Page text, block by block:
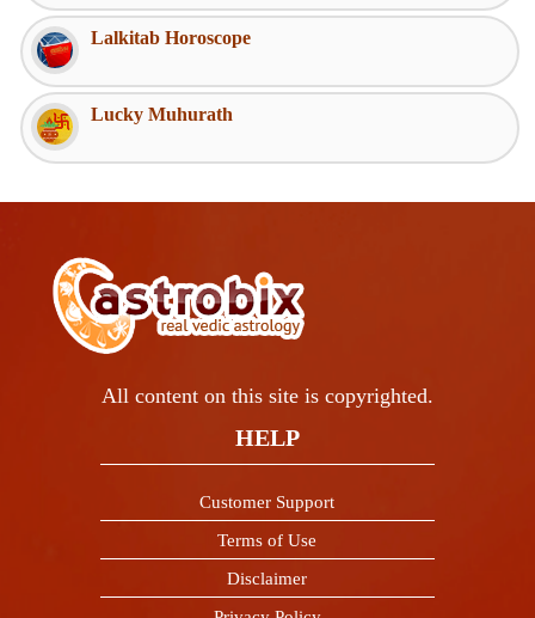
Lalkitab Horoscope
Lucky Muhurath
All content on this site is copyrighted.
HELP
Customer Support
Terms of Use
Disclaimer